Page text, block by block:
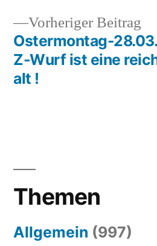
Vorheriger Beitrag
Ostermontag-
Z-Wurf ist eine
alt !
Themen
Allgemein (997)